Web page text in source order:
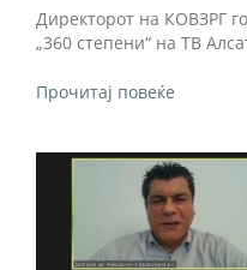
Директорот на КОВЗРГ
„360 степени“ на ТВ
Прочитај повеќе